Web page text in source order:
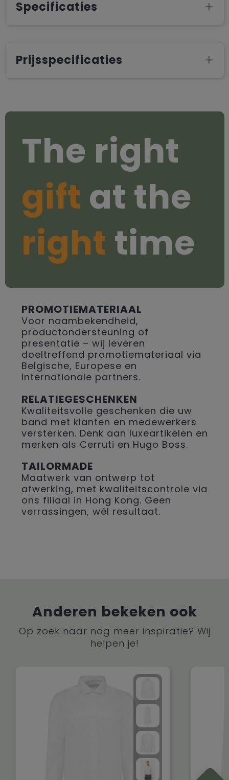
Specificaties
Prijsspecificaties
The right
gift at the
right time
PROMOTIEMATERIAAL
Voor naambekendheid,
productondersteuning of
presentatie – wij leveren
doeltreffend promotiemateriaal via
Belgische, Europese en
internationale partners.
RELATIEGESCHENKEN
Kwaliteitsvolle geschenken die uw
band met klanten en medewerkers
versterken. Denk aan luxeartikelen en
merken als Cerruti en Hugo Boss.
TAILORMADE
Maatwerk van ontwerp tot
afwerking, met kwaliteitscontrole via
ons filiaal in Hong Kong. Geen
verrassingen, wél resultaat.
Anderen bekeken ook
Op zoek naar nog meer inspiratie? Wij
helpen je!